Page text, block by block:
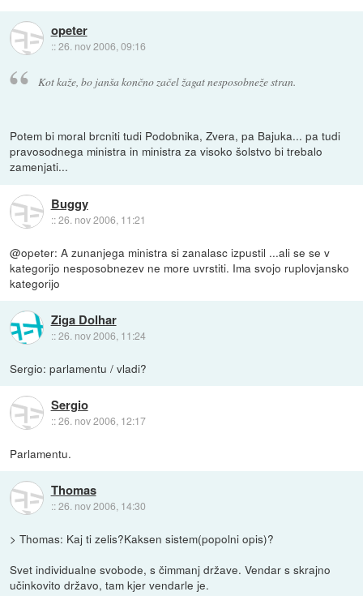
opeter
::26. nov 2006, 09:16
Kot kaže, bo janša končno začel žagat nesposobneže stran.
Potem bi moral brcniti tudi Podobnika, Zvera, pa Bajuka... pa tudi
pravosodnega ministra in ministra za visoko šolstvo bi trebalo
zamenjati...
Buggy
::26. nov 2006, 11:21
@opeter: A zunanjega ministra si zanalasc izpustil ...ali se se v
kategorijo nesposobnezev ne more uvrstiti. Ima svojo ruplovjansko
kategorijo
Ziga Dolhar
::26. nov 2006, 11:24
Sergio: parlamentu / vladi?
Sergio
::26. nov 2006, 12:17
Parlamentu.
Thomas
::26. nov 2006, 14:30
> Thomas: Kaj ti zelis?Kaksen sistem(popolni opis)?
Svet individualne svobode, s čimmanj države. Vendar s skrajno
učinkovito državo, tam kjer vendarle je.